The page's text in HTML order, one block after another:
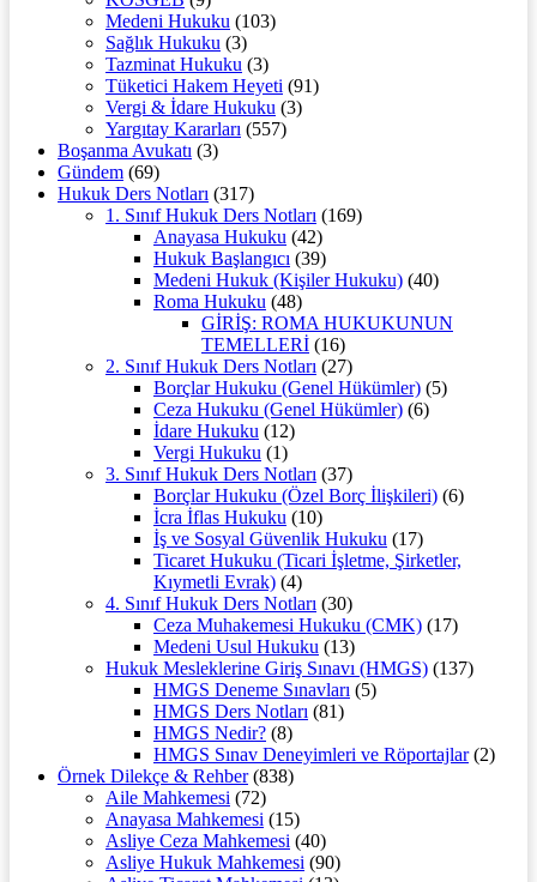
Medeni Hukuku (103)
Sağlık Hukuku (3)
Tazminat Hukuku (3)
Tüketici Hakem Heyeti (91)
Vergi & İdare Hukuku (3)
Yargıtay Kararları (557)
Boşanma Avukatı (3)
Gündem (69)
Hukuk Ders Notları (317)
1. Sınıf Hukuk Ders Notları (169)
Anayasa Hukuku (42)
Hukuk Başlangıcı (39)
Medeni Hukuk (Kişiler Hukuku) (40)
Roma Hukuku (48)
GİRİŞ: ROMA HUKUKUNUN
TEMELLERİ (16)
2. Sınıf Hukuk Ders Notları (27)
Borçlar Hukuku (Genel Hükümler) (5)
Ceza Hukuku (Genel Hükümler) (6)
İdare Hukuku (12)
Vergi Hukuku (1)
3. Sınıf Hukuk Ders Notları (37)
Borçlar Hukuku (Özel Borç İlişkileri) (6)
İcra İflas Hukuku (10)
İş ve Sosyal Güvenlik Hukuku (17)
Ticaret Hukuku (Ticari İşletme, Şirketler,
Kıymetli Evrak) (4)
4. Sınıf Hukuk Ders Notları (30)
Ceza Muhakemesi Hukuku (CMK) (17)
Medeni Usul Hukuku (13)
Hukuk Mesleklerine Giriş Sınavı (HMGS) (137)
HMGS Deneme Sınavları (5)
HMGS Ders Notları (81)
HMGS Nedir? (8)
HMGS Sınav Deneyimleri ve Röportajlar(2)
Örnek Dilekçe & Rehber(838)
Aile Mahkemesi (72)
Anayasa Mahkemesi (15)
Asliye Ceza Mahkemesi (40)
Asliye Hukuk Mahkemesi (90)